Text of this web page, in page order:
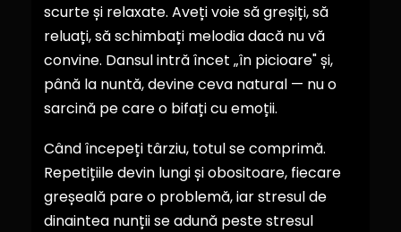
scurte și relaxate. Aveți voie să greșiți, să
reluați, să schimbați melodia dacă nu vă
convine. Dansul intră încet „în picioare" și,
până la nuntă, devine ceva natural — nu o
sarcină pe care o bifați cu emoții.
Când începeți târziu, totul se comprimă.
Repetițiile devin lungi și obositoare, fiecare
greșeală pare o problemă, iar stresul de
dinaintea nunții se adună peste stresul